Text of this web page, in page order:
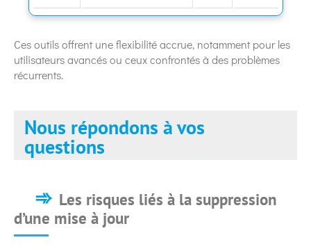
Ces outils offrent une flexibilité accrue, notamment pour les
utilisateurs avancés ou ceux confrontés à des problèmes
récurrents.
Nous répondons à vos
questions
Les risques liés à la suppression
d’une mise à jour